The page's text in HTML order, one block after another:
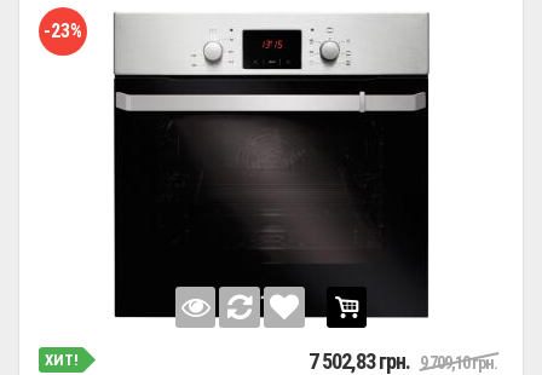
-23%
ХИТ! 7 502,83 грн. 9 709,10 грн.